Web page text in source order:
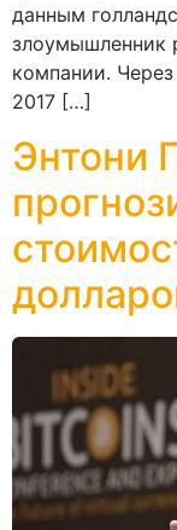
данным
злоумышленник
компании.
2017 […]
Энтони